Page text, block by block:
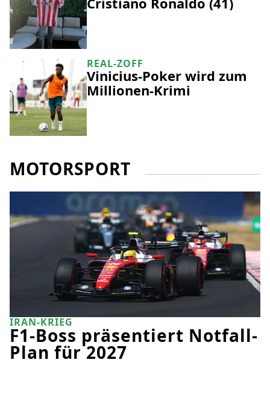
REAL-ZOFF
Vinicius-Poker wird zum
Millionen-Krimi
MOTORSPORT
IRAN-KRIEG
F1-Boss präsentiert Notfall-
Plan für 2027